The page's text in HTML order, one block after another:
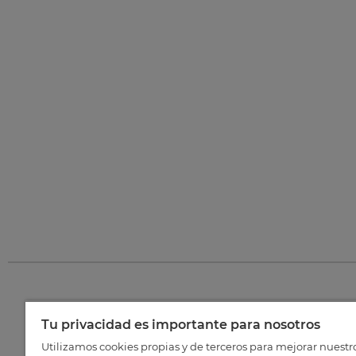
Tu privacidad es importante para nosotros
Utilizamos cookies propias y de terceros para mejorar